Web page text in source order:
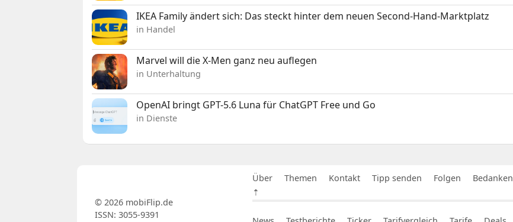
IKEA Family ändert sich: Das steckt hinter dem neuen Second-Hand-Marktplatz
in Handel
Marvel will die X-Men ganz neu auflegen
in Unterhaltung
OpenAI bringt GPT-5.6 Luna für ChatGPT Free und Go
in Dienste
Über Themen Kontakt Tipp senden Folgen Bedanken
⇡
© 2026 mobiFlip.de
ISSN: 3055-9391